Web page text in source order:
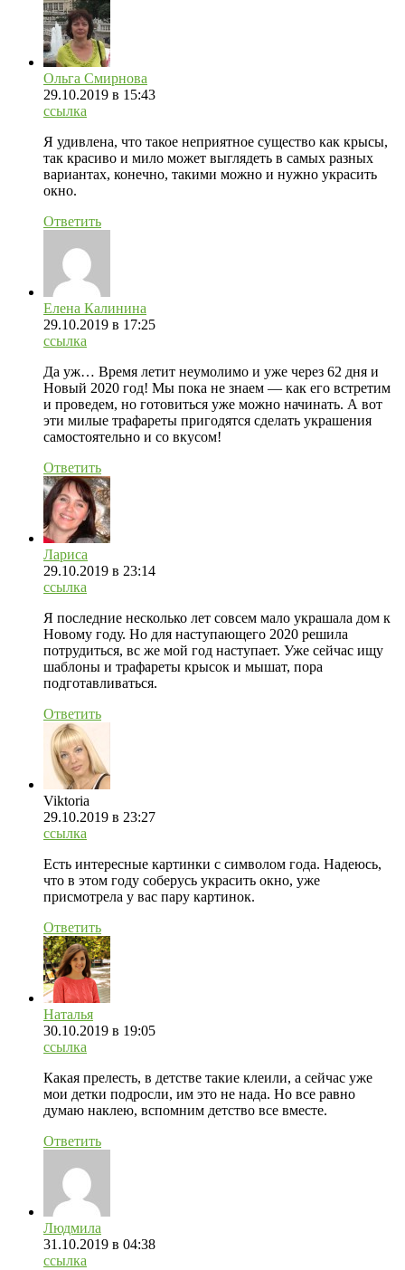
Ольга Смирнова
29.10.2019 в 15:43
ссылка
Я удивлена, что такое неприятное существо как крысы,
так красиво и мило может выглядеть в самых разных
вариантах, конечно, такими можно и нужно украсить
окно.
Ответить
Елена Калинина
29.10.2019 в 17:25
ссылка
Да уж… Время летит неумолимо и уже через 62 дня и
Новый 2020 год! Мы пока не знаем — как его встретим
и проведем, но готовиться уже можно начинать. А вот
эти милые трафареты пригодятся сделать украшения
самостоятельно и со вкусом!
Ответить
Лариса
29.10.2019 в 23:14
ссылка
Я последние несколько лет совсем мало украшала дом к
Новому году. Но для наступающего 2020 решила
потрудиться, вс же мой год наступает. Уже сейчас ищу
шаблоны и трафареты крысок и мышат, пора
подготавливаться.
Ответить
Viktoria
29.10.2019 в 23:27
ссылка
Есть интересные картинки с символом года. Надеюсь,
что в этом году соберусь украсить окно, уже
присмотрела у вас пару картинок.
Ответить
Наталья
30.10.2019 в 19:05
ссылка
Какая прелесть, в детстве такие клеили, а сейчас уже
мои детки подросли, им это не нада. Но все равно
думаю наклею, вспомним детство все вместе.
Ответить
Людмила
31.10.2019 в 04:38
ссылка